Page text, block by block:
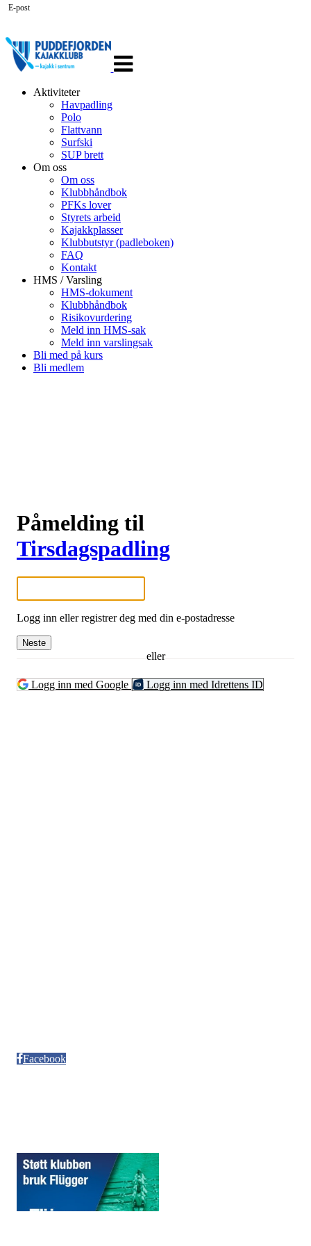
navigasjon
Aktiviteter
Havpadling
Polo
Flattvann
Surfski
SUP brett
Om oss
Om oss
Klubbhåndbok
PFKs lover
Styrets arbeid
Kajakkplasser
Klubbutstyr (padleboken)
FAQ
Kontakt
HMS / Varsling
HMS-dokument
Klubbhåndbok
Risikovurdering
Meld inn HMS-sak
Meld inn varslingsak
Bli med på kurs
Bli medlem
Påmelding til
Tirsdagspadling
E-post
Logg inn eller registrer deg med din e-postadresse
Neste
eller
Logg inn med Google Logg inn med Idrettens ID
Facebook